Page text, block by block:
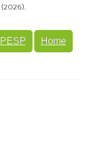
(2026).
Home